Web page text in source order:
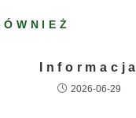
Informacja
2026-06-29